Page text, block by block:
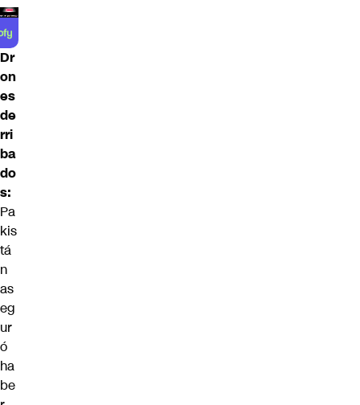
Dr
on
es
de
rri
ba
do
s:
Pa
kis
tá
n
as
eg
ur
ó
ha
be